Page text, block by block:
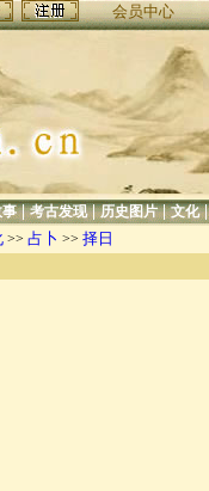
会员中心
|考古发现|历史图片|文化|
>> 占卜 >> 择日